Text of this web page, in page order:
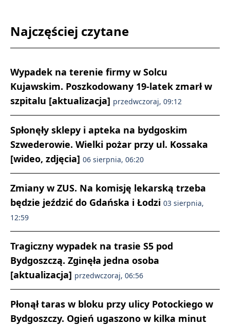
Najczęściej czytane
Wypadek na terenie firmy w Solcu
Kujawskim. Poszkodowany 19-latek zmarł w
szpitalu [aktualizacja] przedwczoraj, 09:12
Spłonęły sklepy i apteka na bydgoskim
Szwederowie. Wielki pożar przy ul. Kossaka
[wideo, zdjęcia] 06 sierpnia, 06:20
Zmiany w ZUS. Na komisję lekarską trzeba
będzie jeździć do Gdańska i Łodzi 03 sierpnia,
12:59
Tragiczny wypadek na trasie S5 pod
Bydgoszczą. Zginęła jedna osoba
[aktualizacja] przedwczoraj, 06:56
Płonął taras w bloku przy ulicy Potockiego w
Bydgoszczy. Ogień ugaszono w kilka minut